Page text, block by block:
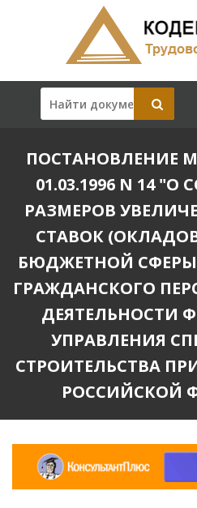
ПОСТАНОВЛЕНИЕ
01.03.1996 N 14
РАЗМЕРОВ
СТАВОК
БЮДЖЕТНОЙ
ГРАЖДАНСКОГО
ДЕЯТЕЛЬНОСТИ
УПРАВЛЕНИЯ
СТРОИТЕЛЬСТВА
РОССИЙСКОЙ